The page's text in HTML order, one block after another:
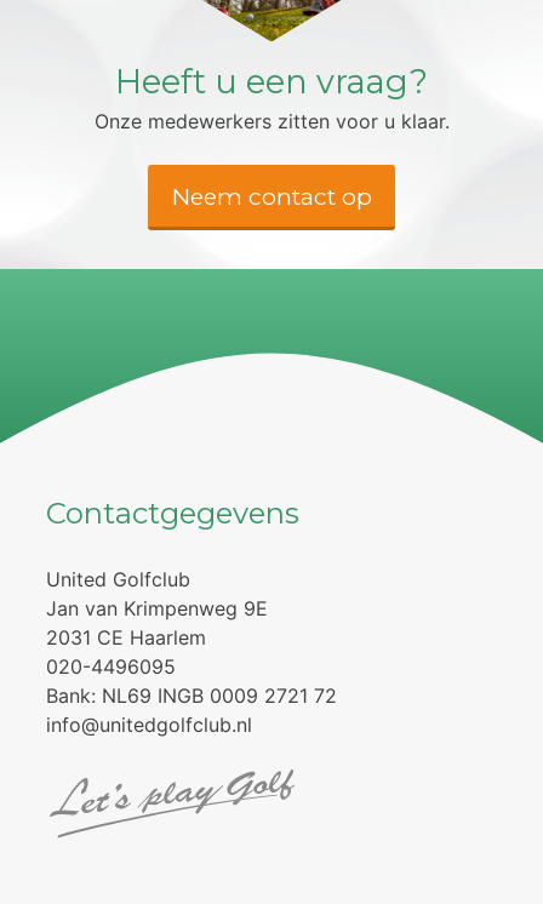
Heeft u een vraag?
Onze medewerkers zitten voor u klaar.
Neem contact op
Contactgegevens
United Golfclub
Jan van Krimpenweg 9E
2031 CE Haarlem
020-4496095
Bank: NL69 INGB 0009 2721 72
info@unitedgolfclub.nl